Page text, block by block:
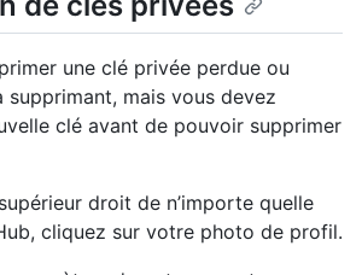
une clé privée perdue ou
supprimant, mais vous devez
clé avant de pouvoir supprimer
droit de n’importe quelle
cliquez sur votre photo de profil.